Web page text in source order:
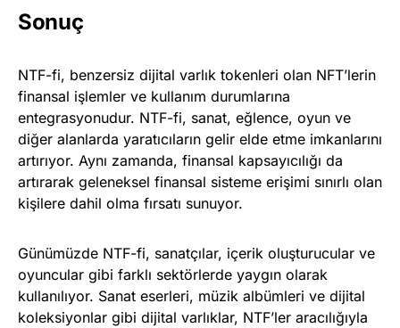
Sonuç
NTF-fi, benzersiz dijital varlık tokenleri olan NFT’lerin
finansal işlemler ve kullanım durumlarına
entegrasyonudur. NTF-fi, sanat, eğlence, oyun ve
diğer alanlarda yaratıcıların gelir elde etme imkanlarını
artırıyor. Aynı zamanda, finansal kapsayıcılığı da
artırarak geleneksel finansal sisteme erişimi sınırlı olan
kişilere dahil olma fırsatı sunuyor.
Günümüzde NTF-fi, sanatçılar, içerik oluşturucular ve
oyuncular gibi farklı sektörlerde yaygın olarak
kullanılıyor. Sanat eserleri, müzik albümleri ve dijital
koleksiyonlar gibi dijital varlıklar, NTF’ler aracılığıyla